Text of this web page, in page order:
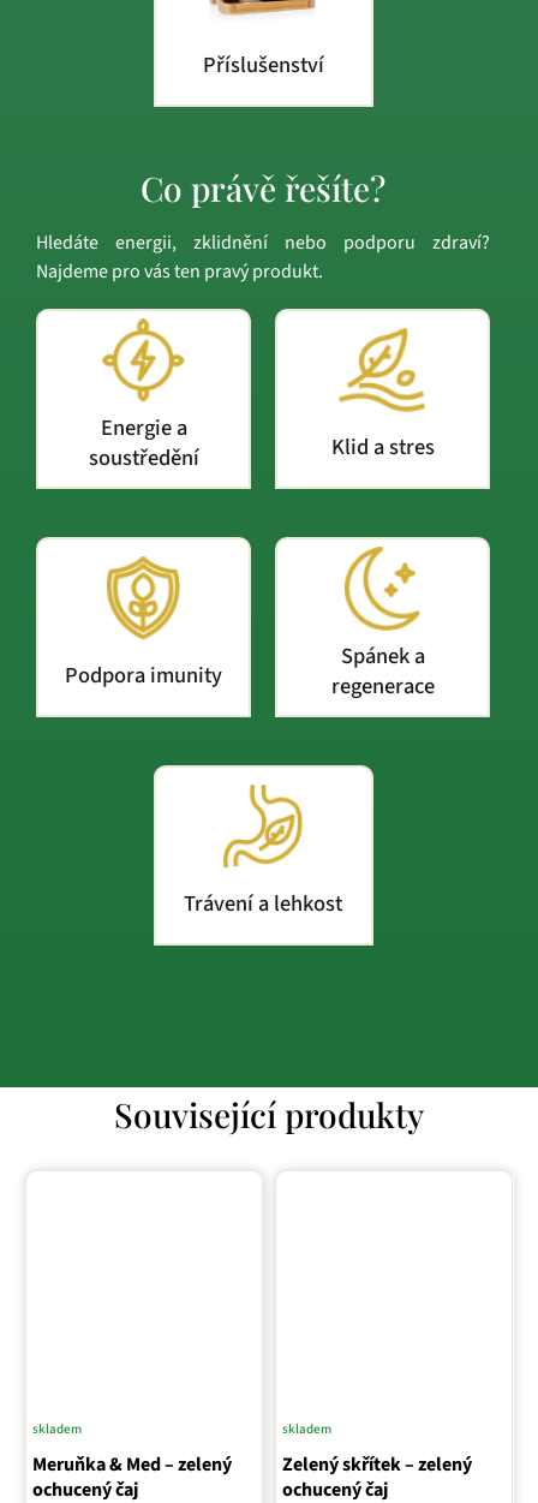
Příslušenství
Co právě řešíte?
Hledáte energii, zklidnění nebo podporu zdraví?
Najdeme pro vás ten pravý produkt.
Energie a
soustředění
Klid a stres
Podpora imunity
Spánek a
regenerace
Trávení a lehkost
Související produkty
Meruňka & Med – zelený
ochucený čaj
Průměrné
hodnocení
produktu
skladem
Zelený skřítek – zelený
ochucený čaj
skladem